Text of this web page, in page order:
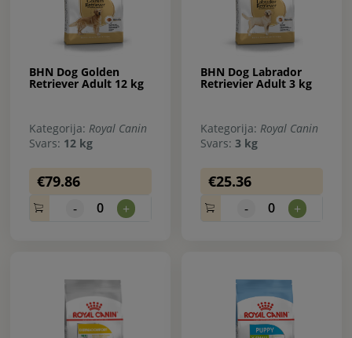
BHN Dog Golden
Retriever Adult 12 kg
Kategorija: Royal Canin
Svars: 12 kg
€79.86
- 0 +
BHN Dog Labrador
Retrievier Adult 3 kg
Kategorija: Royal Canin
Svars: 3 kg
€25.36
- 0 +